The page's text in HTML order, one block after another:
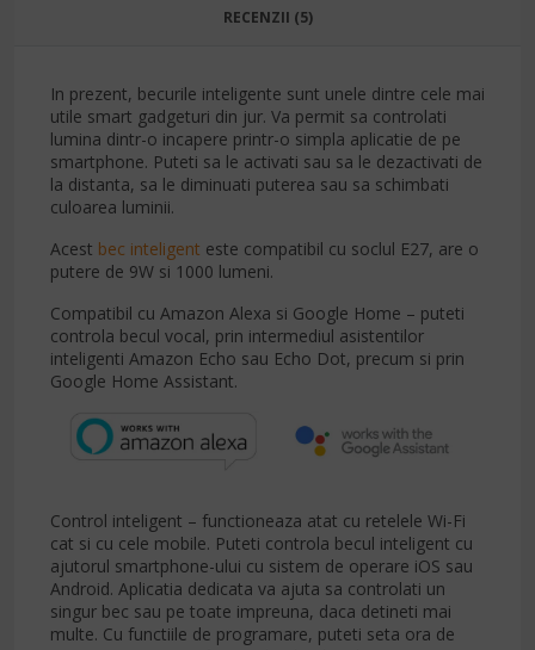
RECENZII (5)
In prezent, becurile inteligente sunt unele dintre cele mai
utile smart gadgeturi din jur. Va permit sa controlati
lumina dintr-o incapere printr-o simpla aplicatie de pe
smartphone. Puteti sa le activati sau sa le dezactivati de
la distanta, sa le diminuati puterea sau sa schimbati
culoarea luminii.
Acest bec inteligent este compatibil cu soclul E27, are o
putere de 9W si 1000 lumeni.
Compatibil cu Amazon Alexa si Google Home – puteti
controla becul vocal, prin intermediul asistentilor
inteligenti Amazon Echo sau Echo Dot, precum si prin
Google Home Assistant.
Control inteligent – functioneaza atat cu retelele Wi-Fi
cat si cu cele mobile. Puteti controla becul inteligent cu
ajutorul smartphone-ului cu sistem de operare iOS sau
Android. Aplicatia dedicata va ajuta sa controlati un
singur bec sau pe toate impreuna, daca detineti mai
multe. Cu functiile de programare, puteti seta ora de